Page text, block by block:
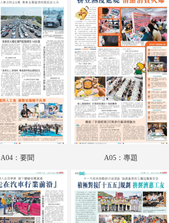
A04：要聞 A05：專題